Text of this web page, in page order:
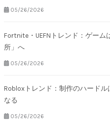
05/26/2026
Fortnite・UEFNトレンド：ゲー
所」へ
05/26/2026
Robloxトレンド：制作のハード
なる
05/26/2026